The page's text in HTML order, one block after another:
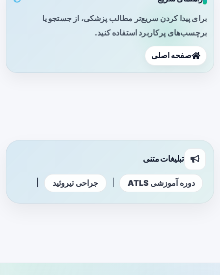
برای پیدا کردن سریع‌تر مطالب پزشکی، از جستجو یا
برچسب‌های پرکاربرد استفاده کنید.
صفحه اصلی
تبلیغات متنی
دوره آموزشی ATLS جراحی تیروئید